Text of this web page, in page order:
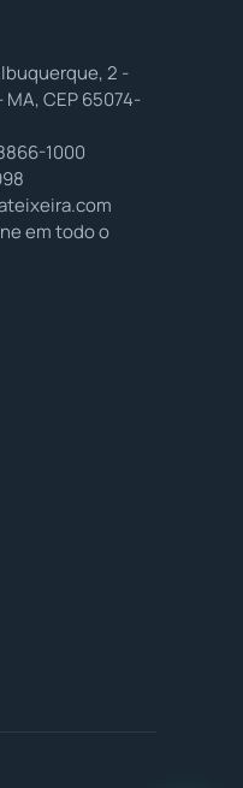
2 -
CEP 65074-
1000
em todo o